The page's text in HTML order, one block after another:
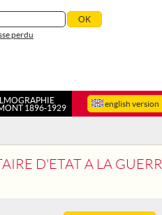
perdu
english version
1896-1929
AMERICAIN OFFERT A NOS BLESSES